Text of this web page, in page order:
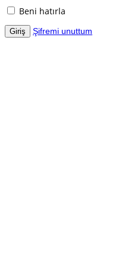
Beni hatırla
Şifremi unuttum